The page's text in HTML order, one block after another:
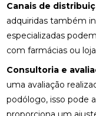
Canais de
adquiridas também
especializadas
com farmácias ou
Consultoria e
uma avaliação
podólogo, isso pode
BENEFÍCIOS DA
BENEFÍCIOS
CLÍNICA DE OSTEOPATIA: COMO ESCOLHER A
MELHOR PARA